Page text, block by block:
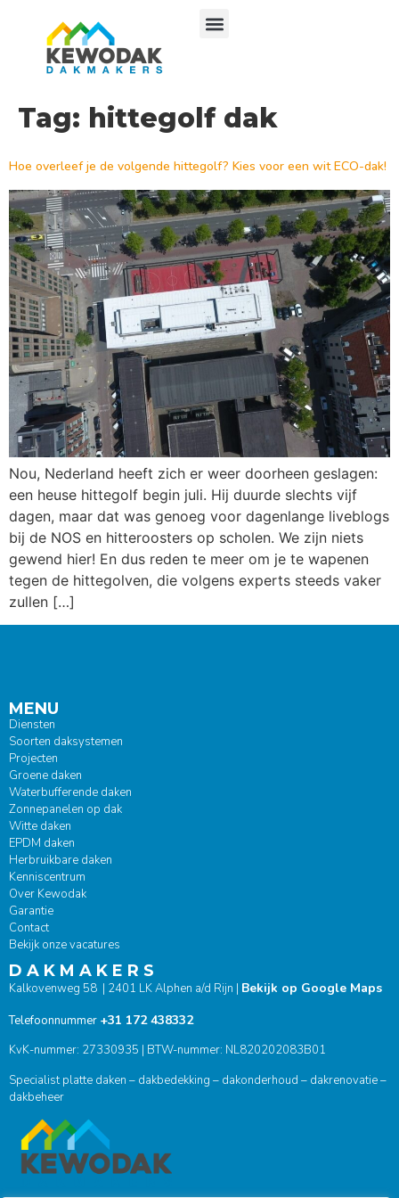
Tag: hittegolf dak
Hoe overleef je de volgende hittegolf? Kies voor een wit ECO-dak!
Nou, Nederland heeft zich er weer doorheen geslagen:
een heuse hittegolf begin juli. Hij duurde slechts vijf
dagen, maar dat was genoeg voor dagenlange liveblogs
bij de NOS en hitteroosters op scholen. We zijn niets
gewend hier! En dus reden te meer om je te wapenen
tegen de hittegolven, die volgens experts steeds vaker
zullen […]
MENU
Diensten
Soorten daksystemen
Projecten
Groene daken
Waterbufferende daken
Zonnepanelen op dak
Witte daken
EPDM daken
Herbruikbare daken
Kenniscentrum
Over Kewodak
Garantie
Contact
Bekijk onze vacatures
D A K M A K E R S
Kalkovenweg 58 | 2401 LK Alphen a/d Rijn | Bekijk op Google Maps
Telefoonnummer +31 172 438332
KvK-nummer: 27330935 | BTW-nummer: NL820202083B01
Specialist platte daken – dakbedekking – dakonderhoud – dakrenovatie –
dakbeheer